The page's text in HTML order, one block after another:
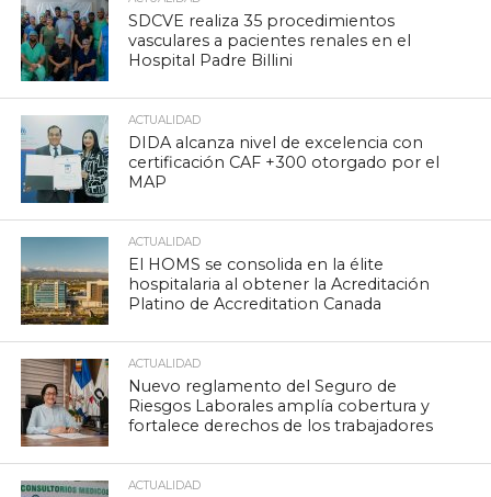
SDCVE realiza 35 procedimientos
vasculares a pacientes renales en el
Hospital Padre Billini
ACTUALIDAD
DIDA alcanza nivel de excelencia con
certificación CAF +300 otorgado por el
MAP
ACTUALIDAD
El HOMS se consolida en la élite
hospitalaria al obtener la Acreditación
Platino de Accreditation Canada
ACTUALIDAD
Nuevo reglamento del Seguro de
Riesgos Laborales amplía cobertura y
fortalece derechos de los trabajadores
ACTUALIDAD